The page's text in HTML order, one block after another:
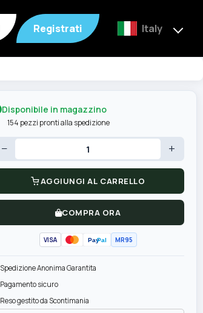
Registrati Italy
Disponibile in magazzino
154 pezzi pronti alla spedizione
− +
AGGIUNGI AL CARRELLO
COMPRA ORA
VISA PayPal MR95
Spedizione Anonima Garantita
Pagamento sicuro
Reso gestito da Scontimania